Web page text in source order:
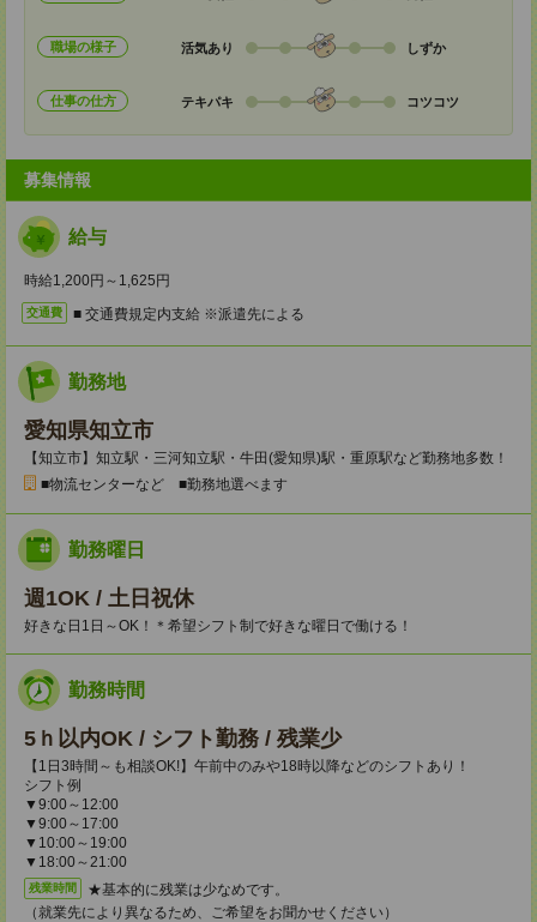
職場の様子 活気あり しずか
仕事の仕方 テキパキ コツコツ
募集情報
給与
時給1,200円～1,625円
交通費 ■ 交通費規定内支給 ※派遣先による
勤務地
愛知県知立市
【知立市】知立駅・三河知立駅・牛田(愛知県)駅・重原駅など勤務地多数！
■物流センターなど ■勤務地選べます
勤務曜日
週1OK / 土日祝休
好きな日1日～OK！＊希望シフト制で好きな曜日で働ける！
勤務時間
5ｈ以内OK / シフト勤務 / 残業少
【1日3時間～も相談OK!】午前中のみや18時以降などのシフトあり！
シフト例
▼9:00～12:00
▼9:00～17:00
▼10:00～19:00
▼18:00～21:00
残業時間
★基本的に残業は少なめです。
（就業先により異なるため、ご希望をお聞かせください）